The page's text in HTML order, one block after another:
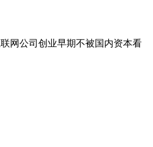
网公司创业早期不被国内资本看